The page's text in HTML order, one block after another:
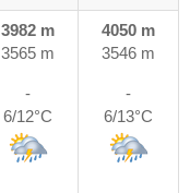
3982 m
3565 m
4050 m
3546 m
-
6/12°C
-
6/13°C